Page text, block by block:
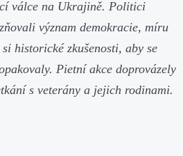
válce na Ukrajině. Politici
význam demokracie, míru
historické zkušenosti, aby se
Pietní akce doprovázely
s veterány a jejich rodinami.